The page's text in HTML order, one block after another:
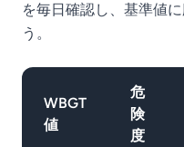
を毎日確認し、基準値
う。
WBGT
値
危
険
度